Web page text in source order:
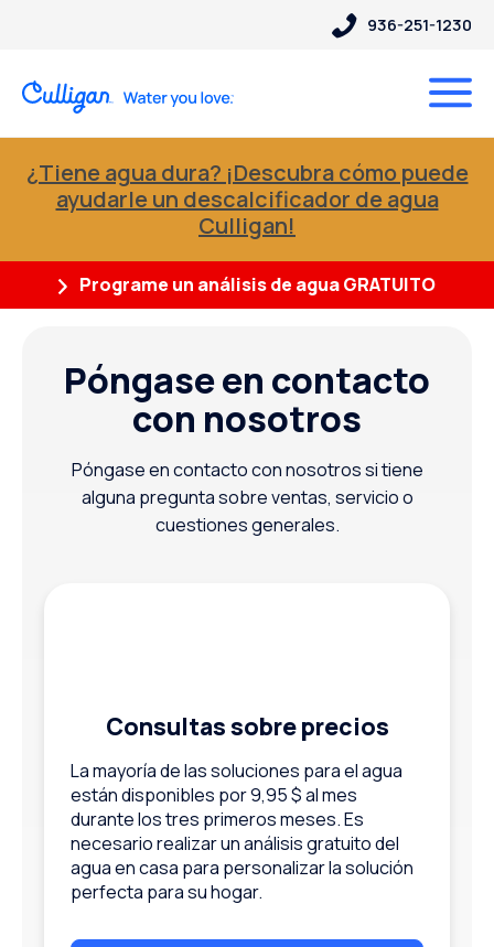
936-251-1230
¿Tiene agua dura? ¡Descubra cómo puede
ayudarle un descalcificador de agua
Culligan!
Programe un análisis de agua GRATUITO
Póngase en contacto
con nosotros
Póngase en contacto con nosotros si tiene
alguna pregunta sobre ventas, servicio o
cuestiones generales.
Consultas sobre precios
La mayoría de las soluciones para el agua
están disponibles por 9,95 $ al mes
durante los tres primeros meses. Es
necesario realizar un análisis gratuito del
agua en casa para personalizar la solución
perfecta para su hogar.